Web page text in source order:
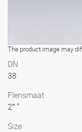
The product image may
DN
38
Flensmaat
2″ "
Size